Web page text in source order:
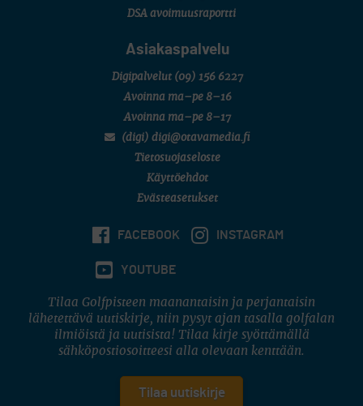
DSA avoimuusraportti
Asiakaspalvelu
Digipalvelut (09) 156 6227
Avoinna ma–pe 8–16
Avoinna ma–pe 8–17
(digi) digi@otavamedia.fi
Tietosuojaseloste
Käyttöehdot
Evästeasetukset
FACEBOOK INSTAGRAM
YOUTUBE
Tilaa Golfpisteen maanantaisin ja perjantaisin
lähetettävä uutiskirje, niin pysyt ajan tasalla golfalan
ilmiöistä ja uutisista! Tilaa kirje syöttämällä
sähköpostiosoitteesi alla olevaan kenttään.
Tilaa uutiskirje